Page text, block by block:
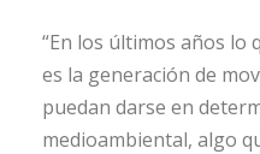
“En los últimos años lo
es la generación de
puedan darse en
medioambiental, algo